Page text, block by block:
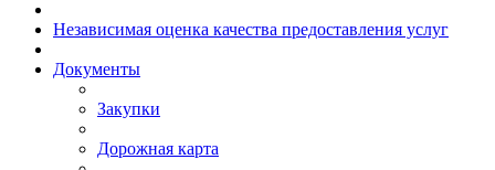
Независимая оценка качества предоставления услуг
Документы
Закупки
Дорожная карта